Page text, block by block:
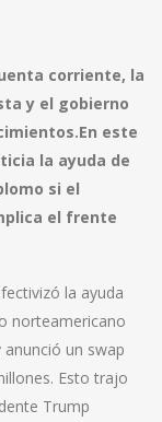
corriente, la
y el gobierno
este
la ayuda de
si el
el frente
la ayuda
norteamericano
un swap
Esto trajo
Trump